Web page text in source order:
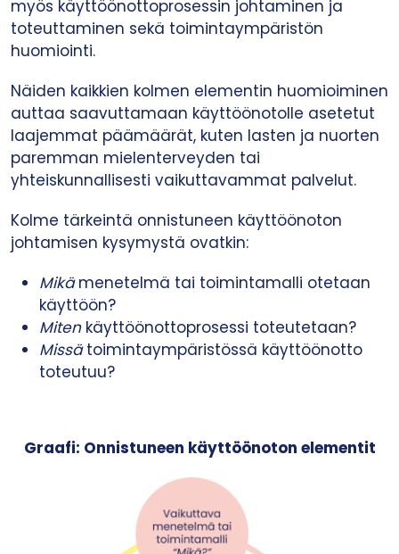
myös käyttöönottoprosessin johtaminen ja
toteuttaminen sekä toimintaympäristön
huomiointi.
Näiden kaikkien kolmen elementin huomioiminen
auttaa saavuttamaan käyttöönotolle asetetut
laajemmat päämäärät, kuten lasten ja nuorten
paremman mielenterveyden tai
yhteiskunnallisesti vaikuttavammat palvelut.
Kolme tärkeintä onnistuneen käyttöönoton
johtamisen kysymystä ovatkin:
Mikämenetelmä tai toimintamalli otetaan
käyttöön?
Miten käyttöönottoprosessi toteutetaan?
Missätoimintaympäristössä käyttöönotto
toteutuu?
Graafi: Onnistuneen käyttöönoton elementit